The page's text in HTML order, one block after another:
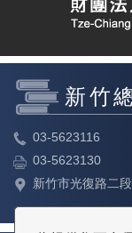
新竹
03-5623116
03-5623130
新竹市光復路二